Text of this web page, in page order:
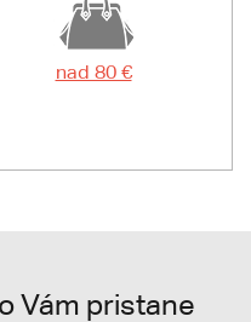
nad 80 €
Vám pristane